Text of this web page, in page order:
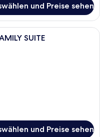
und Preise sehen
Betten mit geometrischen
SUITE
und Preise sehen